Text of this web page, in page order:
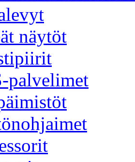
näytöt
palvelimet